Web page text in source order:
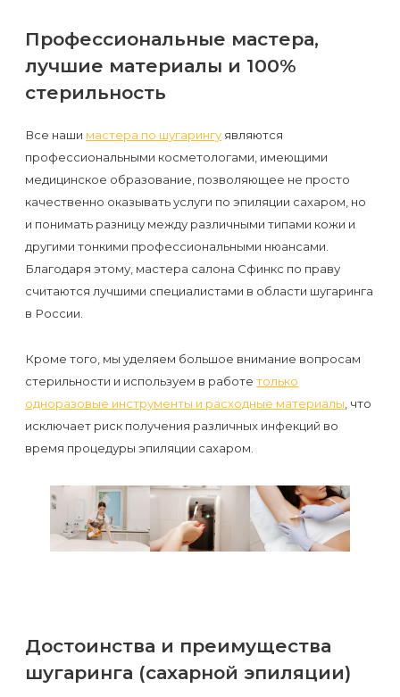
Профессиональные мастера,
лучшие материалы и 100%
стерильность
Все наши мастера по шугарингу являются
профессиональными косметологами, имеющими
медицинское образование, позволяющее не просто
качественно оказывать услуги по эпиляции сахаром, но
и понимать разницу между различными типами кожи и
другими тонкими профессиональными нюансами.
Благодаря этому, мастера салона Сфинкс по праву
считаются лучшими специалистами в области шугаринга
в России.
Кроме того, мы уделяем большое внимание вопросам
стерильности и используем в работетолько
одноразовые инструменты и расходные материалы , что
исключает риск получения различных инфекций во
время процедуры эпиляции сахаром.
Достоинства и преимущества
шугаринга (сахарной эпиляции)